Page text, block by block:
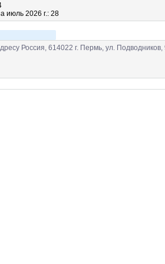
июль 2026 г.: 28
Россия, 614022 г. Пермь, ул.